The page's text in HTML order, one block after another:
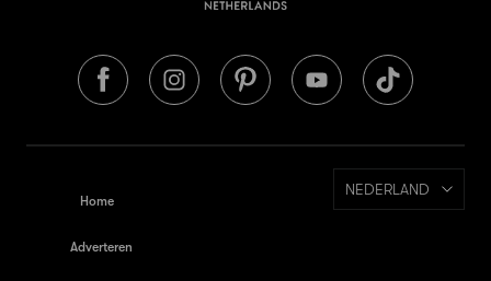
Home
Adverteren
NEDERLAND